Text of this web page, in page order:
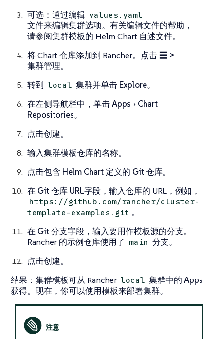
可选：通过编辑 values.yaml
文件来编辑集群选项。有关编辑文件的帮助，
请参阅集群模板的 Helm Chart 自述文件。
将 Chart 仓库添加到 Rancher。点击 ☰ >
集群管理。
转到 local 集群并单击 Explore。
在左侧导航栏中，单击Apps
Chart
Repositories。
点击创建。
输入集群模板仓库的名称。
点击包含 Helm Chart 定义的 Git 仓库。
在 Git 仓库 URL字段，输入仓库的 URL，例如，
https://github.com/rancher/cluster-
template-examples.git 。
在 Git 分支字段，输入要用作模板源的分支。
Rancher 的示例仓库使用了 main 分支。
点击创建。
结果 ：集群模板可从 Rancher local 集群中的Apps
获得。现在，你可以使用模板来部署集群。